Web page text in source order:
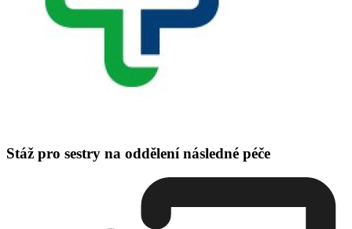
Stáž pro sestry na oddělení následné péče